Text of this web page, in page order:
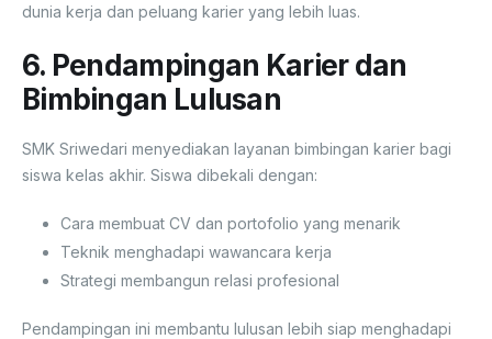
dunia kerja dan peluang karier yang lebih luas.
6. Pendampingan Karier dan
Bimbingan Lulusan
SMK Sriwedari menyediakan layanan bimbingan karier bagi
siswa kelas akhir. Siswa dibekali dengan:
Cara membuat CV dan portofolio yang menarik
Teknik menghadapi wawancara kerja
Strategi membangun relasi profesional
Pendampingan ini membantu lulusan lebih siap menghadapi